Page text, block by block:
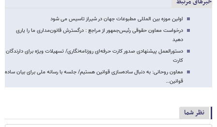
اولین موزه بین المللی مطبوعات جهان در شیراز تاسیس می شود
درخواست معاون حقوقی رئیس‌جمهور از مراجع : درگسترش قانون‌مداری ما را یاری
دهید
دستورالعمل پیشنهادی صدور کارت حرفه‌ای روزنامه‌نگاری/ تسهیلات ویژه برای دارندگان
کارت
معاون روحانی: به دنبال ساده‌سازی قوانین هستیم/ جلسه با رسانه ملی برای بیان ساده
قوانین…
نظر شما